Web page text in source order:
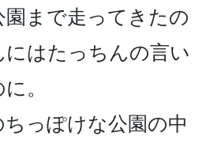
まで走ってきたの
はたっちんの言い
。
ちっぽけな公園の中